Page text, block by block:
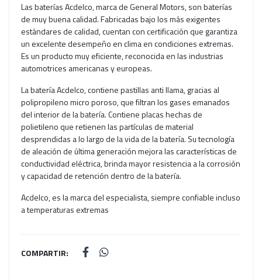
Las baterías Acdelco, marca de General Motors, son baterías
de muy buena calidad. Fabricadas bajo los más exigentes
estándares de calidad, cuentan con certificación que garantiza
un excelente desempeño en clima en condiciones extremas.
Es un producto muy eficiente, reconocida en las industrias
automotrices americanas y europeas.
La batería Acdelco, contiene pastillas anti llama, gracias al
polipropileno micro poroso, que filtran los gases emanados
del interior de la batería. Contiene placas hechas de
polietileno que retienen las partículas de material
desprendidas a lo largo de la vida de la batería. Su tecnología
de aleación de última generación mejora las características de
conductividad eléctrica, brinda mayor resistencia a la corrosión
y capacidad de retención dentro de la batería.
Acdelco, es la marca del especialista, siempre confiable incluso
a temperaturas extremas
COMPARTIR: